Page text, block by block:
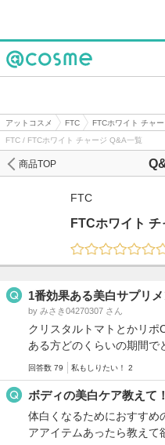
アットコスメ FTC FTCホワイト チャー
FTC / FTCホワイト チャージ Q&A一覧
商品TOP
FTC
FTCホワイト チ
1番効果ある美白サプリ
by みさき04270307 さん
クリスタルトマトとかリポ
ある方どのくらいの期間で
回答数 79 私もしりたい！ 2
ボディの美白ケア教えて
体白くなるためにおすすめ
アアイテムあったら教えて